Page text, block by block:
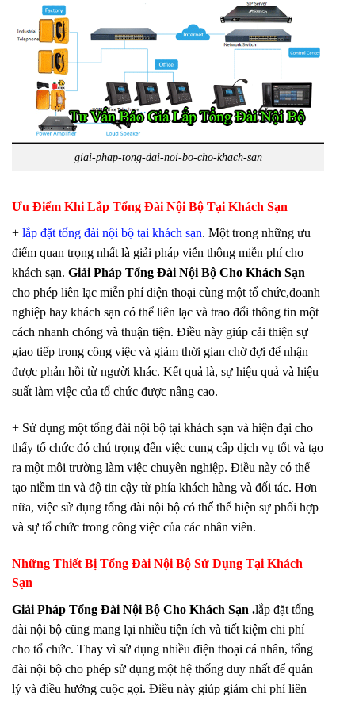
giai-phap-tong-dai-noi-bo-cho-khach-san
Ưu Điểm Khi Lắp Tổng Đài Nội Bộ Tại Khách Sạn
+ lắp đặt tổng đài nội bộ tại khách sạn. Một trong những ưu
điểm quan trọng nhất là giải pháp viễn thông miễn phí cho
khách sạn. Giải Pháp Tổng Đài Nội Bộ Cho Khách Sạn
cho phép liên lạc miễn phí điện thoại cùng một tổ chức,doanh
nghiệp hay khách sạn có thể liên lạc và trao đổi thông tin một
cách nhanh chóng và thuận tiện. Điều này giúp cải thiện sự
giao tiếp trong công việc và giảm thời gian chờ đợi để nhận
được phản hồi từ người khác. Kết quả là, sự hiệu quả và hiệu
suất làm việc của tổ chức được nâng cao.
+ Sử dụng một tổng đài nội bộ tại khách sạn và hiện đại cho
thấy tổ chức đó chú trọng đến việc cung cấp dịch vụ tốt và tạo
ra một môi trường làm việc chuyên nghiệp. Điều này có thể
tạo niềm tin và độ tin cậy từ phía khách hàng và đối tác. Hơn
nữa, việc sử dụng tổng đài nội bộ có thể thể hiện sự phối hợp
và sự tổ chức trong công việc của các nhân viên.
Những Thiết Bị Tổng Đài Nội Bộ Sử Dụng Tại Khách
Sạn
Giải Pháp Tổng Đài Nội Bộ Cho Khách Sạn .lắp đặt tổng
đài nội bộ cũng mang lại nhiều tiện ích và tiết kiệm chi phí
cho tổ chức. Thay vì sử dụng nhiều điện thoại cá nhân, tổng
đài nội bộ cho phép sử dụng một hệ thống duy nhất để quản
lý và điều hướng cuộc gọi. Điều này giúp giảm chi phí liên